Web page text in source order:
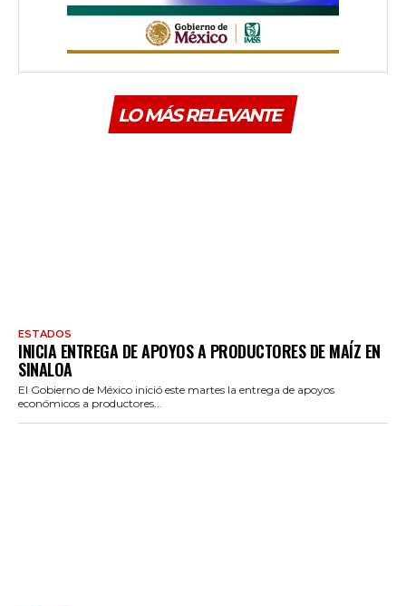
LO MÁS RELEVANTE
ESTADOS
INICIA ENTREGA DE APOYOS A PRODUCTORES DE MAÍZ EN
SINALOA
El Gobierno de México inició este martes la entrega de apoyos
económicos a productores...